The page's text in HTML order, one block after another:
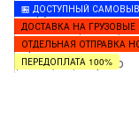
🏪 ДОСТУПНЫЙ
ПЕРЕДОПЛАТА 100%